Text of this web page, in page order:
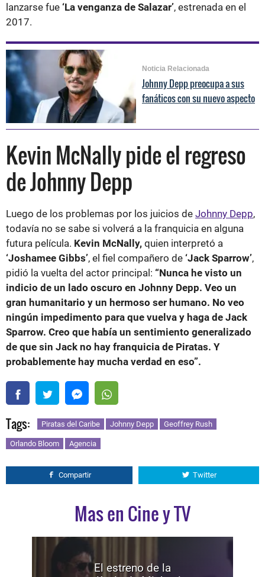
lanzarse fue ‘La venganza de Salazar’, estrenada en el
2017.
Noticia Relacionada
Johnny Depp preocupa a sus
fanáticos con su nuevo aspecto
Kevin McNally pide el regreso
de Johnny Depp
Luego de los problemas por los juicios de Johnny Depp,
todavía no se sabe si volverá a la franquicia en alguna
futura película. Kevin McNally, quien interpretó a
‘Joshamee Gibbs’, el fiel compañero de ‘Jack Sparrow’,
pidió la vuelta del actor principal: “Nunca he visto un
indicio de un lado oscuro en Johnny Depp. Veo un
gran humanitario y un hermoso ser humano. No veo
ningún impedimento para que vuelva y haga de Jack
Sparrow. Creo que había un sentimiento generalizado
de que sin Jack no hay franquicia de Piratas. Y
probablemente hay mucha verdad en eso”.
Tags: Piratas del Caribe Johnny Depp Geoffrey Rush
Orlando Bloom Agencia
Compartir Twitter
Mas en Cine y TV
El estreno de la